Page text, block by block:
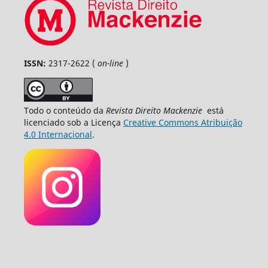
ISSN: 2317-2622 ( on-line)
Todo o conteúdo da Revista Direito Mackenzieestá
licenciado sob a Licença Creative Commons Atribuição
4.0 Internacional.